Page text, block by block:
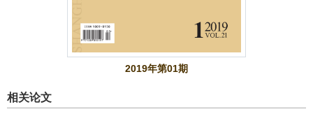
2019年第01期
相关论文